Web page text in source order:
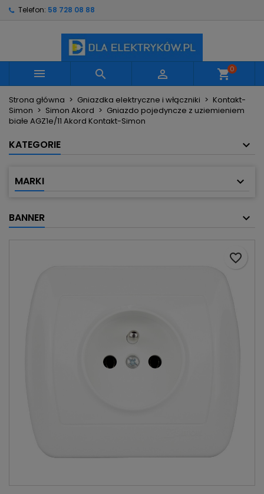
Telefon: 58 728 08 88
   shopping_cart0
Strona główna Gniazdka elektryczne i włączniki
Kontakt-
Simon
Simon Akord
Gniazdo pojedyncze z uziemieniem
białe AGZ1e/11 Akord Kontakt-Simon
KATEGORIE
MARKI
BANNER
favorite_border
Utwórz nową listę
Nazwa listy życzeń
Anuluj Utwórz listę życzeń
Musisz być zalogowany by zapisać produkty na
swojej liście życzeń.
Anuluj Zaloguj się